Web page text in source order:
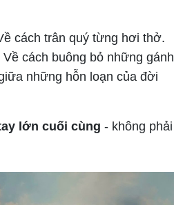
cách trân quý từng hơi thở.
cách buông bỏ những gánh
những hỗn loạn của đời
lớn cuối cùng - không phải